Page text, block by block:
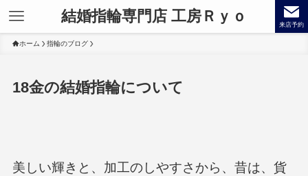
結婚指輪専門店 工房Ｒｙｏ 来店予約
ホーム 指輪のブログ
18金の結婚指輪について
美しい輝きと、加工のしやすさから、昔は、貨